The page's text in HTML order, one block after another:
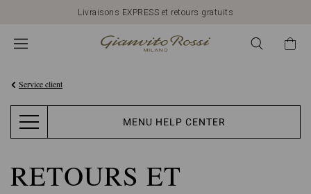
Livraisons EXPRESS et retours gratuits
Service client
MENU HELP CENTER
RETOURS ET